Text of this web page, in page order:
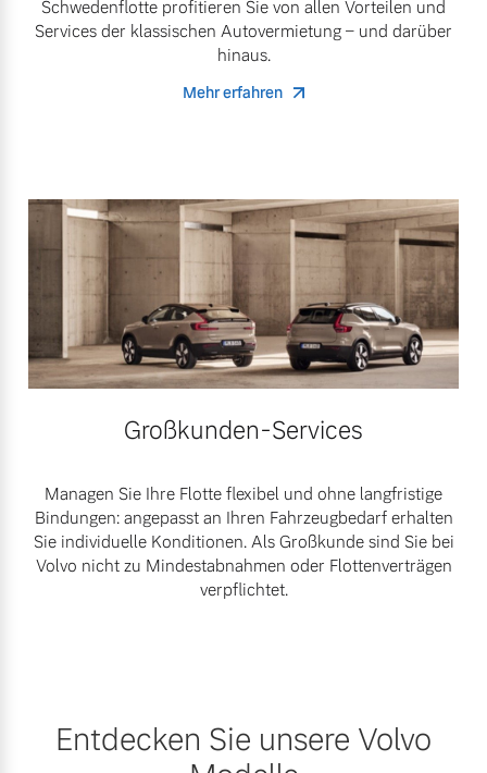
Schwedenflotte profitieren Sie von allen Vorteilen und
Services der klassischen Autovermietung – und darüber
hinaus.
Mehr erfahren
Großkunden-Services
Managen Sie Ihre Flotte flexibel und ohne langfristige
Bindungen: angepasst an Ihren Fahrzeugbedarf erhalten
Sie individuelle Konditionen. Als Großkunde sind Sie bei
Volvo nicht zu Mindestabnahmen oder Flottenverträgen
verpflichtet.
Entdecken Sie unsere Volvo